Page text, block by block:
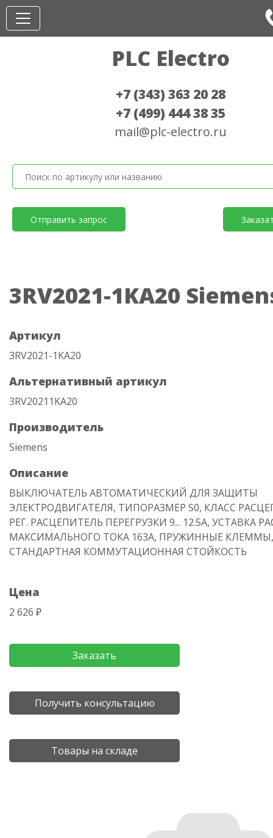
PLC Electro
+7 (343) 363 20 28
+7 (499) 444 38 35
mail@plc-electro.ru
Отправить запрос
3RV2021-1KA20
Артикул
3RV2021-1KA20
Альтернативный артикул
3RV20211KA20
Производитель
Siemens
Описание
ВЫКЛЮЧАТЕЛЬ АВТОМАТИЧЕСКИЙ ДЛЯ ЗАЩИТЫ
ЭЛЕКТРОДВИГАТЕЛЯ, ТИПОРАЗМЕР S0, КЛАСС
РЕГ. РАСЦЕПИТЕЛЬ ПЕРЕГРУЗКИ 9... 12.5A, УСТАВКА
МАКСИМАЛЬНОГО ТОКА 163A, ПРУЖИННЫЕ КЛЕММЫ,
СТАНДАРТНАЯ КОММУТАЦИОННАЯ СТОЙКОСТЬ
Цена
2 626 ₽
Заказать
Получить консультацию
Товары на складе